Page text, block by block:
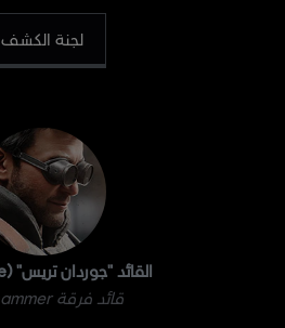
لجنة الكشف
القائد "جوردان تريس" (Thermite)
قائد فرقة Redhammer